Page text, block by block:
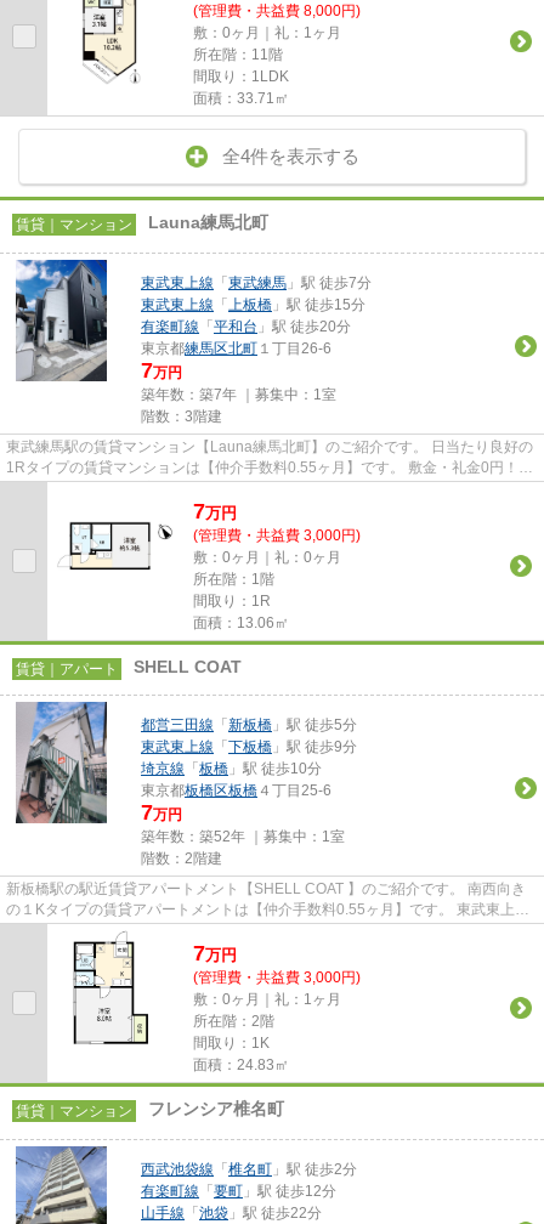
(管理費・共益費 8,000円)
敷：0ヶ月｜礼：1ヶ月
所在階：11階
間取り：1LDK
面積：33.71㎡
全4件を表示する
賃貸｜マンション Launa練馬北町
東武東上線 「 東武練馬 」駅 徒歩7分
東武東上線 「 上板橋 」駅 徒歩15分
有楽町線 「 平和台 」駅 徒歩20分
東京都練馬区北町 １丁目26-6
7万円
築年数：築7年 ｜募集中： 1室
階数：3階建
東武練馬駅の賃貸マンション【Launa練馬北町】のご紹介です。 日当たり良好の
1Rタイプの賃貸マンションは【仲介手数料0.55ヶ月】です。 敷金・礼金0円！家
7万円
(管理費・共益費 3,000円)
敷：0ヶ月｜礼：0ヶ月
所在階：1階
間取り：1R
面積：13.06㎡
賃貸｜アパート SHELL COAT
都営三田線 「 新板橋 」駅 徒歩5分
東武東上線 「 下板橋 」駅 徒歩9分
埼京線 「 板橋 」駅 徒歩10分
東京都板橋区板橋 ４丁目25-6
7万円
築年数：築52年 ｜募集中： 1室
階数：2階建
新板橋駅の駅近賃貸アパートメント【SHELL COAT 】のご紹介です。 南西向き
の１Kタイプの賃貸アパートメントは【仲介手数料0.55ヶ月】です。 東武東上線
「下板橋」駅やJR埼京線「板橋...
7万円
(管理費・共益費 3,000円)
敷：0ヶ月｜礼：1ヶ月
所在階：2階
間取り：1K
面積：24.83㎡
賃貸｜マンション フレンシア椎名町
西武池袋線 「 椎名町 」駅 徒歩2分
有楽町線 「 要町 」駅 徒歩12分
山手線 「 池袋 」駅 徒歩22分